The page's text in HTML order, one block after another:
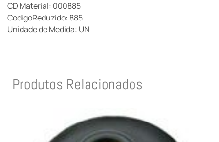
CD Material: 000885
CodigoReduzido: 885
Unidade de Medida: UN
Produtos Relacionados